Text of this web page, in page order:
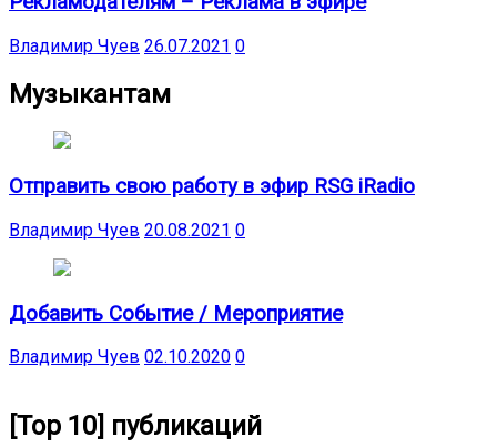
Владимир Чуев 26.07.2021 0
Музыкантам
Отправить свою работу в эфир RSG iRadio
Владимир Чуев 20.08.2021 0
Добавить Событие / Мероприятие
Владимир Чуев 02.10.2020 0
[Top 10] публикаций